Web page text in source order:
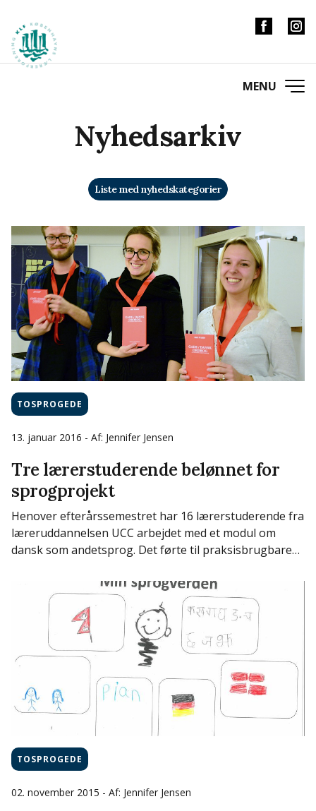
Nyhedsarkiv
Liste med nyhedskategorier
Kategorier
Debat
Inklusion
KLF
Kolonierne
Ny i skolen
Nyhed
Podcast
Skole
Tilbageblik
Udefra
TOSPROGEDE
13. januar 2016 - Af: Jennifer Jensen
Tre lærerstuderende belønnet for
sprogprojekt
Henover efterårssemestret har 16 lærerstuderende fra
læreruddannelsen UCC arbejdet med et modul om
dansk som andetsprog. Det førte til praksisbrugbare…
TOSPROGEDE
02. november 2015 - Af: Jennifer Jensen